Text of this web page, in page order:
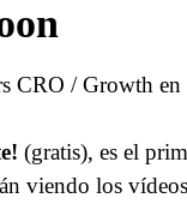
CRO / Growth en
(gratis), es el
viendo los